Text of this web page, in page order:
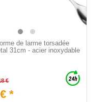
de larme torsadée
31cm - acier inoxydable
€
*